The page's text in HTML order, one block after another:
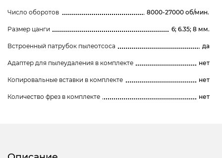
Число оборотов 8000-27000 об/мин.
Размер цанги 6; 6.35; 8 мм.
Встроенный патрубок пылеотсоса да
Адаптер для пылеудаления в комплекте нет
Копировальные вставки в комплекте нет
Количество фрез в комплекте нет